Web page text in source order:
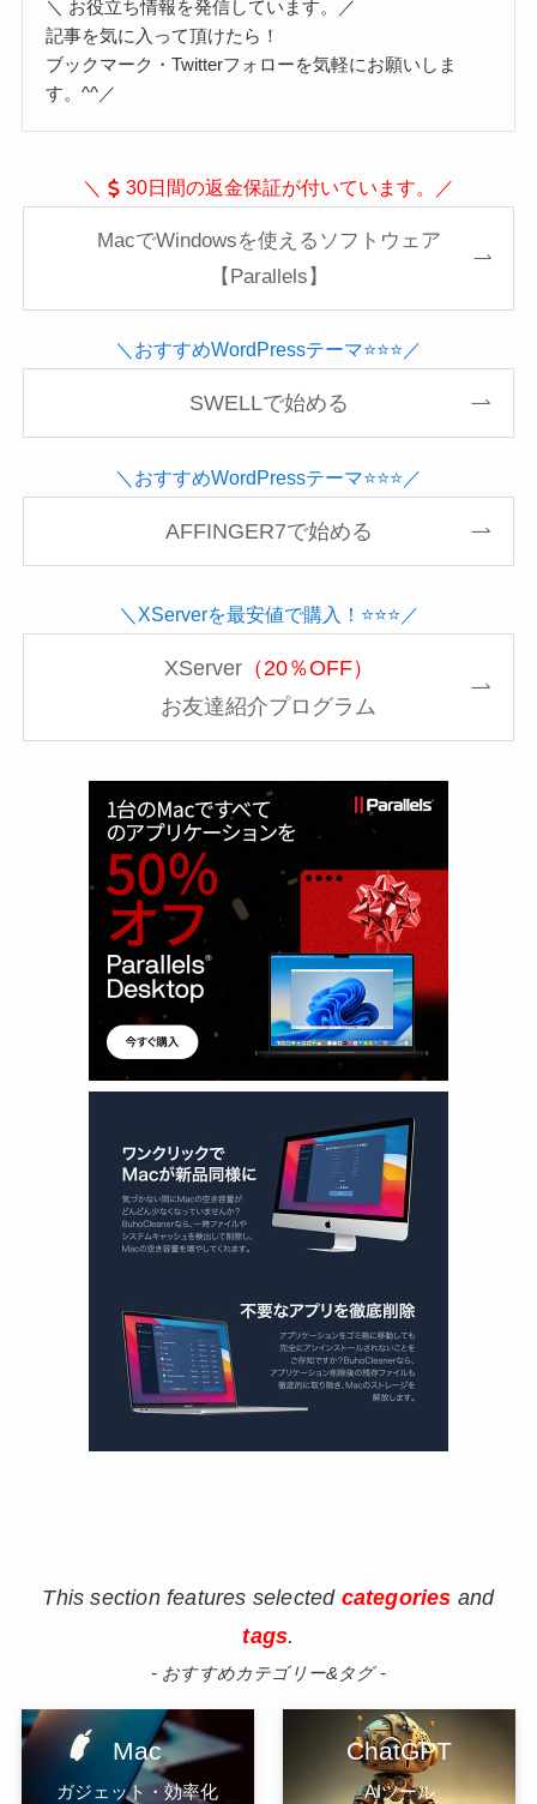
＼ お役立ち情報を発信しています。／
記事を気に入って頂けたら！
ブックマーク・Twitterフォローを気軽にお願いしま
す。^^／
＼ 30日間の返金保証が付いています。／
MacでWindowsを使えるソフトウェア
【Parallels】
＼おすすめWordPressテーマ⭐️⭐️⭐️／
SWELLで始める
＼おすすめWordPressテーマ⭐️⭐️⭐️／
AFFINGER7で始める
＼XServerを最安値で購入！⭐️⭐️⭐️／
XServer（20％OFF）
お友達紹介プログラム
This section features selected categories and
tags.
- おすすめカテゴリー&タグ -
Mac
ガジェット・効率化
ChatGPT
AIツール